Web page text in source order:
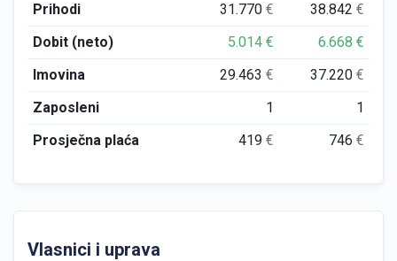
Prihodi
31.770€ 38.842€
Dobit (neto)
5.014€ 6.668€
Imovina
29.463€ 37.220€
Zaposleni
1
1
Prosječna plaća
419€ 746€
Vlasnici i uprava